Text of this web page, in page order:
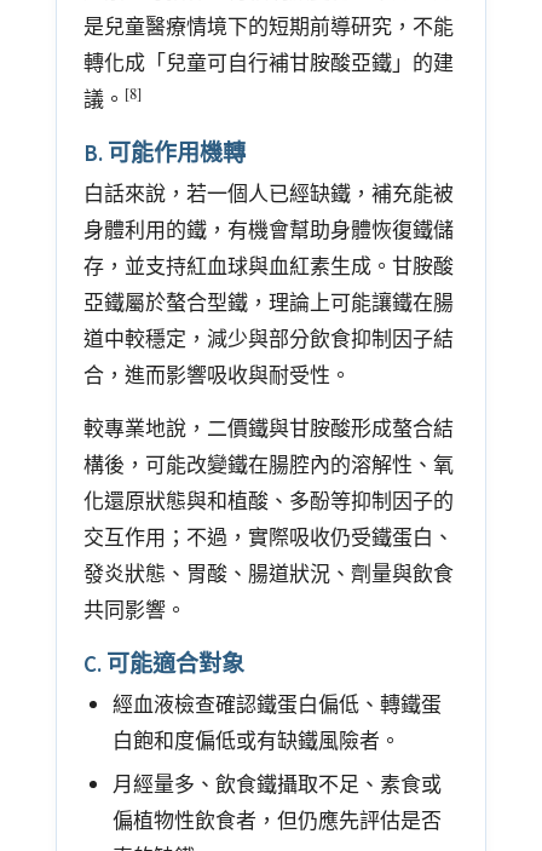
是兒童醫療情境下的短期前導研究，不能
轉化成「兒童可自行補甘胺酸亞鐵」的建
議。 [8]
B. 可能作用機轉
白話來說，若一個人已經缺鐵，補充能被
身體利用的鐵，有機會幫助身體恢復鐵儲
存，並支持紅血球與血紅素生成。甘胺酸
亞鐵屬於螯合型鐵，理論上可能讓鐵在腸
道中較穩定，減少與部分飲食抑制因子結
合，進而影響吸收與耐受性。
較專業地說，二價鐵與甘胺酸形成螯合結
構後，可能改變鐵在腸腔內的溶解性、氧
化還原狀態與和植酸、多酚等抑制因子的
交互作用；不過，實際吸收仍受鐵蛋白、
發炎狀態、胃酸、腸道狀況、劑量與飲食
共同影響。
C. 可能適合對象
經血液檢查確認鐵蛋白偏低、轉鐵蛋
白飽和度偏低或有缺鐵風險者。
月經量多、飲食鐵攝取不足、素食或
偏植物性飲食者，但仍應先評估是否